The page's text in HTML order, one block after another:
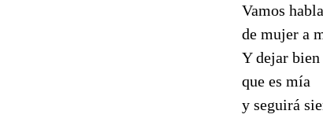
Vamos
de mujer a
Y dejar
que es mía
y seguirá